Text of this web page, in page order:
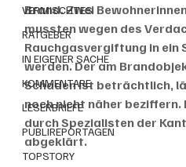
VERMISCHTES
RATGEBER
IN EIGENER SACHE
KOMMENTARE
LESERBRIEFE
PUBLIREPORTAGEN
TOPSTORY
Brand. Zwei
mussten wegen des
Rauchgasvergiftung in ein
werden. Der am
Schaden ist beträchtlich,
noch nicht näher
durch Spezialisten der
abgeklärt.